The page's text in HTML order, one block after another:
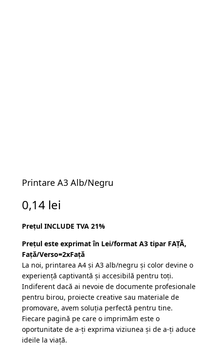
Printare A3 Alb/Negru
0,14 lei
Prețul INCLUDE TVA 21%
Prețul este exprimat în Lei/format A3 tipar FAȚĂ,
Față/Verso=2xFață
La noi, printarea A4 și A3 alb/negru și color devine o
experiență captivantă și accesibilă pentru toți.
Indiferent dacă ai nevoie de documente profesionale
pentru birou, proiecte creative sau materiale de
promovare, avem soluția perfectă pentru tine.
Fiecare pagină pe care o imprimăm este o
oportunitate de a-ți exprima viziunea și de a-ți aduce
ideile la viață.